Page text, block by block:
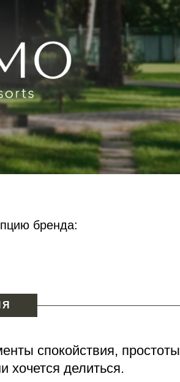
бренда:
спокойствия, простоты
хочется делиться.